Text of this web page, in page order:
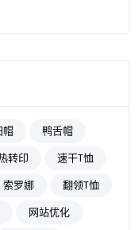
帽
鸭舌帽
转印
速干T恤
索罗娜
翻领T恤
网站优化